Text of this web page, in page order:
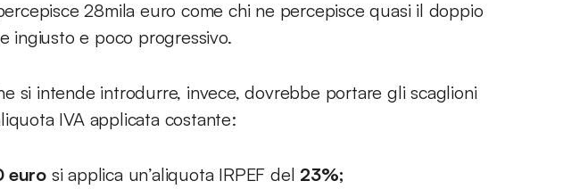
28mila euro come chi ne percepisce quasi il doppio
ingiusto e poco progressivo.
si intende introdurre, invece, dovrebbe portare gli scaglioni
IVA applicata costante:
euro si applica un’aliquota IRPEF del 23%;